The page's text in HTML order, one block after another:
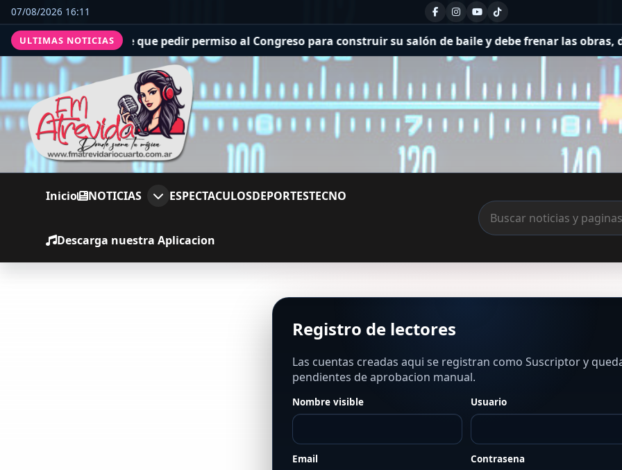
07/08/2026 16:11
ULTIMAS NOTICIAS
Trump tiene que pedir permiso al Congreso para construir su salón de baile y debe frenar las obras, dice la
Inicio NOTICIAS ESPECTACULOSDEPORTESTECNO
Descarga nuestra Aplicacion
Registro de lectores
Las cuentas creadas aqui se registran como Suscriptor y
pendientes de aprobacion manual.
Nombre visible Usuario
Email Contrasena